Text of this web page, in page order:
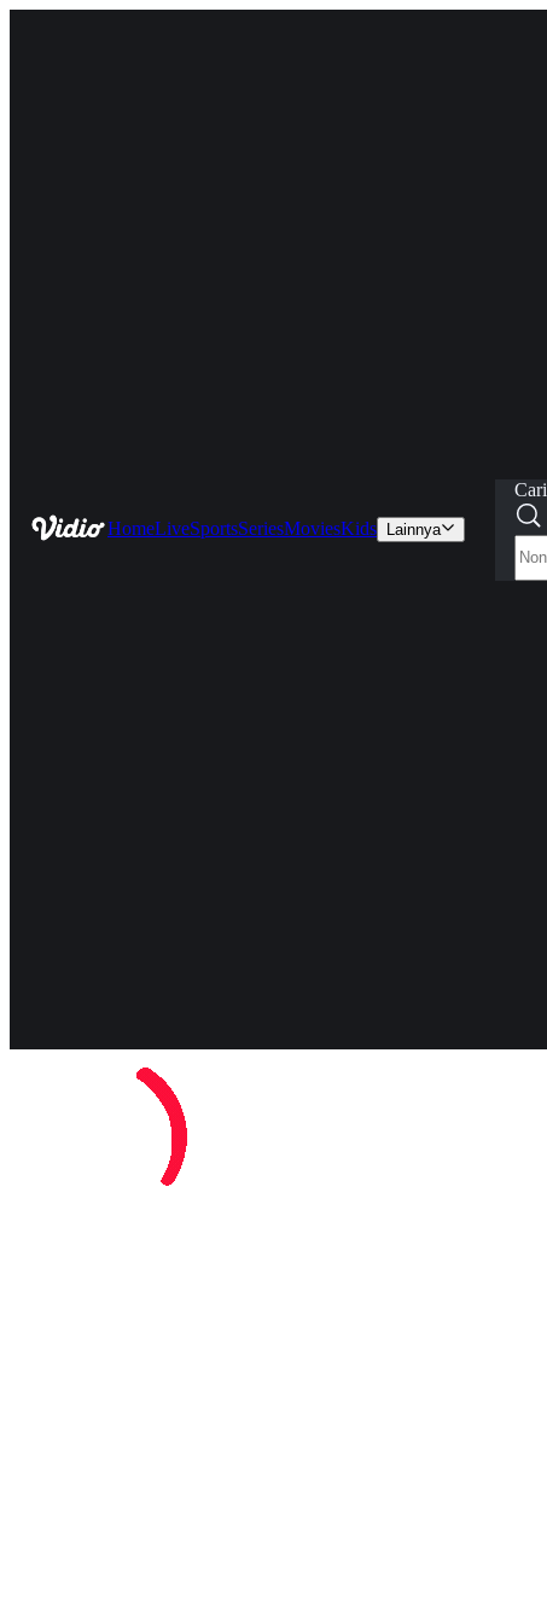
HomeLiveSportsSeriesMoviesKids Lainnya
Cari